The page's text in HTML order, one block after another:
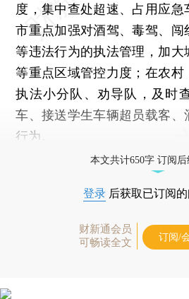
度，集中查处超速、占用应
市重点加强对酒驾、毒驾、闯
等违法行为的执法管理，加大
等重点区域管控力度；在农村
执法小分队、劝导队，及时
车、接送学生车辆超员载客、
行为。
本文共计650字 订阅
登录 后获取已订阅
财新通会员
可畅读全文
订阅/